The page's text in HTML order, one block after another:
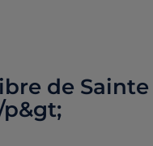
de
p&gt;